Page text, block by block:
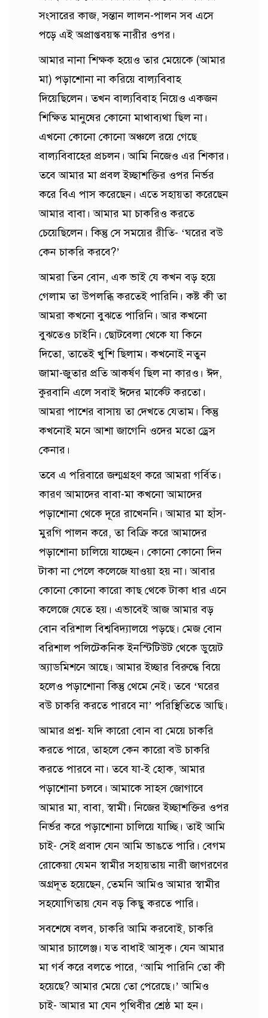
সংসারের কাজ, সন্তান লালন-পালন সব এসে
পড়ে এই অপ্রাপ্তবয়স্ক নারীর ওপর।
আমার নানা শিক্ষক হয়েও তার মেয়েকে (আমার
মা) পড়াশোনা না করিয়ে বাল্যবিবাহ
দিয়েছিলেন। তখন বাল্যবিবাহ নিয়েও একজন
শিক্ষিত মানুষের কোনো মাথাব্যথা ছিল না।
এখনো কোনো কোনো অঞ্চলে রয়ে গেছে
বাল্যবিবাহের প্রচলন। আমি নিজেও এর শিকার।
তবে আমার মা প্রবল ইচ্ছাশক্তির ওপর নির্ভর
করে বিএ পাস করেছেন। এতে সহায়তা করেছেন
আমার বাবা। আমার মা চাকরিও করতে
চেয়েছিলেন। কিন্তু সে সময়ের রীতি- ‘ঘরের বউ
কেন চাকরি করবে?’
আমরা তিন বোন, এক ভাই যে কখন বড় হয়ে
গেলাম তা উপলব্ধি করতেই পারিনি। কষ্ট কী তা
আমরা কখনো বুঝতে পারিনি। আর কখনো
বুঝতেও চাইনি। ছোটবেলা থেকে যা কিনে
দিতো, তাতেই খুশি ছিলাম। কখনোই নতুন
জামা-জুতার প্রতি আকর্ষণ ছিল না কারও। ঈদ,
কুরবানি এলে সবাই ঈদের মার্কেট করতো।
আমরা পাশের বাসায় তা দেখতে যেতাম। কিন্তু
কখনোই মনে আশা জাগেনি ওদের মতো ড্রেস
কেনার।
তবে এ পরিবারে জন্মগ্রহণ করে আমরা গর্বিত।
কারণ আমাদের বাবা-মা কখনো আমাদের
পড়াশোনা থেকে দূরে রাখেননি। আমার মা হাঁস-
মুরগি পালন করে, তা বিক্রি করে আমাদের
পড়াশোনা চালিয়ে যাচ্ছেন। কোনো কোনো দিন
টাকা না পেলে কলেজে যাওয়া হয় না। আবার
কোনো কোনো কারো কাছ থেকে টাকা ধার এনে
কলেজে যেতে হয়। এভাবেই আজ আমার বড়
বোন বরিশাল বিশ্ববিদ্যালয়ে পড়ছে। মেজ বোন
বরিশাল পলিটেকনিক ইনস্টিটিউট থেকে ডুয়েট
অ্যাডমিশনে আছে। আমার ইচ্ছার বিরুদ্ধে বিয়ে
হলেও পড়াশোনা কিন্তু থেমে নেই। তবে ‘ঘরের
বউ চাকরি করতে পারবে না’ পরিস্থিতিতে আছি।
আমার প্রশ্ন- যদি কারো বোন বা মেয়ে চাকরি
করতে পারে, তাহলে কেন কারো বউ চাকরি
করতে পারবে না। তবে যা-ই হোক, আমার
পড়াশোনা চলবে। আমাকে সাহস জোগাবে
আমার মা, বাবা, স্বামী। নিজের ইচ্ছাশক্তির ওপর
নির্ভর করে পড়াশোনা চালিয়ে যাচ্ছি। তাই আমি
চাই- সেই প্রবাদ যেন আমি ভাঙতে পারি। বেগম
রোকেয়া যেমন স্বামীর সহায়তায় নারী জাগরণের
অগ্রদূত হয়েছেন, তেমনি আমিও আমার স্বামীর
সহযোগিতায় যেন বড় কিছু করতে পারি।
সবশেষে বলব, চাকরি আমি করবোই, চাকরি
আমার চ্যালেঞ্জ। যত বাধাই আসুক। যেন আমার
মা গর্ব করে বলতে পারে, ‘আমি পারিনি তো কী
হয়েছে? আমার মেয়ে তো পেরেছে।’ আমিও
চাই- আমার মা যেন পৃথিবীর শ্রেষ্ঠ মা হন।